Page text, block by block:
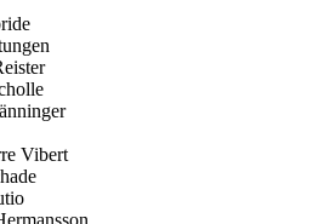
Vibert